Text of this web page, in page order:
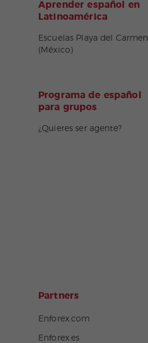
Aprender español en
Latinoamérica
Escuelas Playa del Carmen
(México)
Programa de español
para grupos
¿Quieres ser agente?
Partners
Enforex.com
Enforex.es